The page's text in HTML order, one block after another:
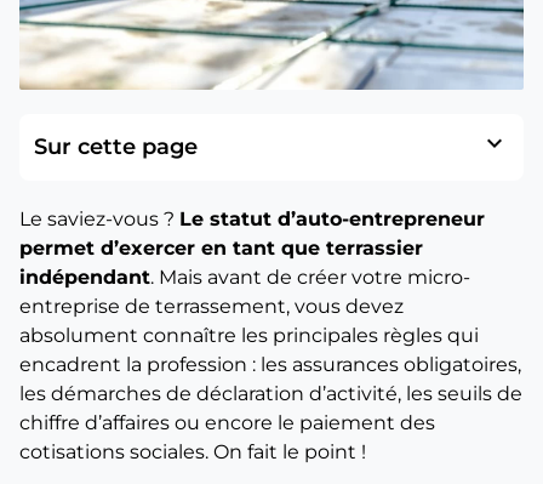
Sur cette page expand_more
Le saviez-vous ? Le statut d’auto-entrepreneur
permet d’exercer en tant que terrassier
indépendant. Mais avant de créer votre micro-
entreprise de terrassement, vous devez
absolument connaître les principales règles qui
encadrent la profession : les assurances obligatoires,
les démarches de déclaration d’activité, les seuils de
chiffre d’affaires ou encore le paiement des
cotisations sociales. On fait le point !